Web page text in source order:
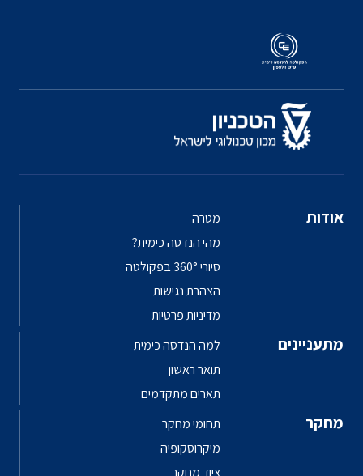
אודות
מטרה
מהי הנדסה כימית?
סיורי 360° בפקולטה
הצהרת נגישות
מדיניות פרטיות
מתעניינים
למה הנדסה כימית
תואר ראשון
תארים מתקדמים
מחקר
תחומי מחקר
מיקרוסקופיה
ציוד מחקר